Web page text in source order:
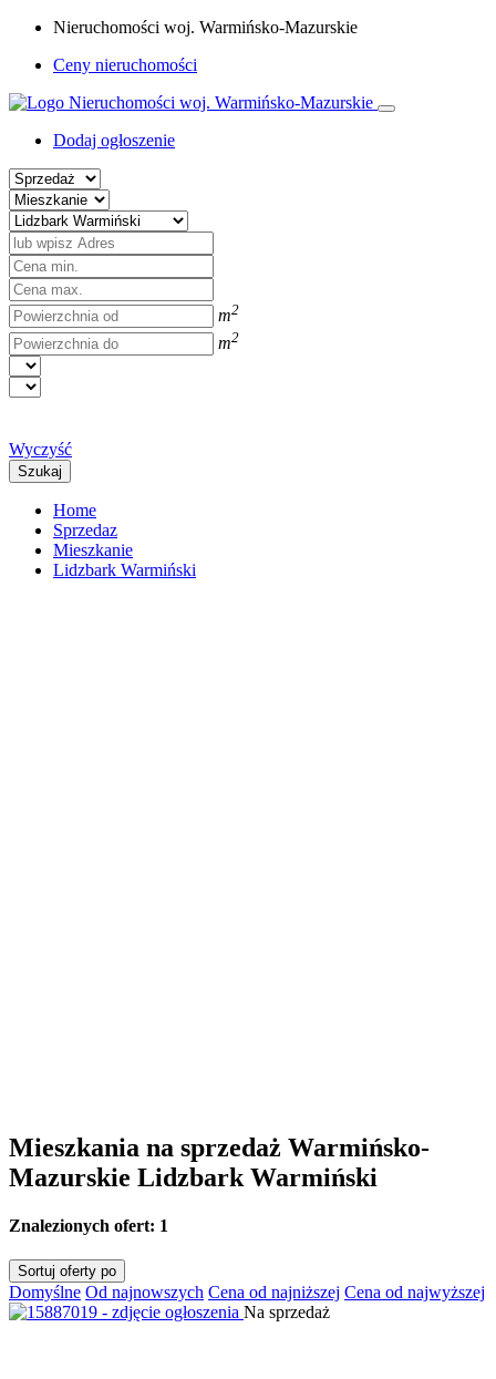
Nieruchomości woj. Warmińsko-Mazurskie
Ceny nieruchomości
Dodaj ogłoszenie
m2
m2
Wyczyść
Szukaj
Home
Sprzedaz
Mieszkanie
Lidzbark Warmiński
Mieszkania na sprzedaż Warmińsko-
Mazurskie Lidzbark Warmiński
Znalezionych ofert: 1
Sortuj oferty po
Domyślne Od najnowszych Cena od najniższej Cena od najwyższej
Na sprzedaż